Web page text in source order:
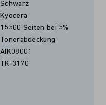
Schwarz
Kyocera
15500 Seiten bei 5%
Tonerabdeckung
AIK08001
TK-3170